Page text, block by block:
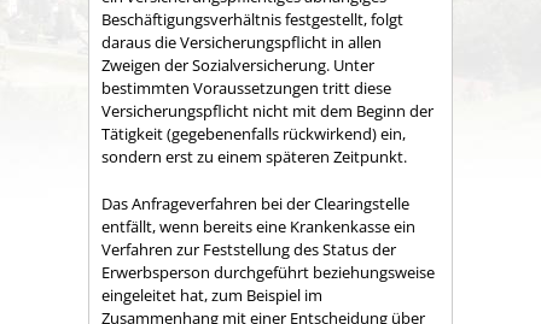
Beschäftigungsverhältnis festgestellt, folgt
daraus die Versicherungspflicht in allen
Zweigen der Sozialversicherung. Unter
bestimmten Voraussetzungen tritt diese
Versicherungspflicht nicht mit dem Beginn der
Tätigkeit (gegebenenfalls rückwirkend) ein,
sondern erst zu einem späteren Zeitpunkt.
Das Anfrageverfahren bei der Clearingstelle
entfällt, wenn bereits eine Krankenkasse ein
Verfahren zur Feststellung des Status der
Erwerbsperson durchgeführt beziehungsweise
eingeleitet hat, zum Beispiel im
Zusammenhang mit einer Entscheidung über